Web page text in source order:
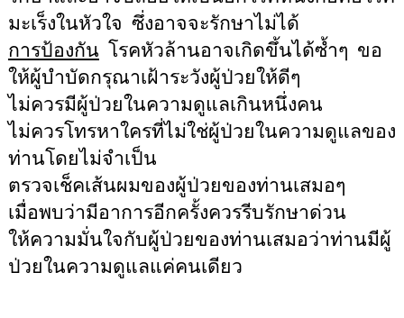
มะเร็งในหัวใจ ซึ่งอาจจะรักษาไม่ได้
การป้องกัน โรคหัวล้านอาจเกิดขึ้นได้ซ้ำๆ ขอ
ให้ผู้บำบัดกรุณาเฝ้าระวังผู้ป่วยให้ดีๆ
ไม่ควรมีผู้ป่วยในความดูแลเกินหนึ่งคน
ไม่ควรโทรหาใครที่ไม่ใช่ผู้ป่วยในความดูแลของ
ท่านโดยไม่จำเป็น
ตรวจเช็คเส้นผมของผู้ป่วยของท่านเสมอๆ
เมื่อพบว่ามีอาการอีกครั้งควรรีบรักษาด่วน
ให้ความมั่นใจกับผู้ป่วยของท่านเสมอว่าท่านมีผู้
ป่วยในความดูแลแค่คนเดียว